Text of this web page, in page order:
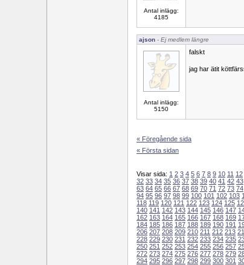
Antal inlägg:
4185
ajson - Ej medlem längre
Antal inlägg:
5150
falskt
jag har ätit
« Föregående sida
« Första sidan
Visar sida: 1 2 3 4 5 6 7 8 9 10 11 12
32 33 34 35 36 37 38 39 40 41 42 43
63 64 65 66 67 68 69 70 71 72 73 74
94 95 96 97 98 99 100 101 102 103
118 119 120 121 122 123 124 125
140 141 142 143 144 145 146 147
162 163 164 165 166 167 168 169
184 185 186 187 188 189 190 191
206 207 208 209 210 211 212 213
228 229 230 231 232 233 234 235
250 251 252 253 254 255 256 257
272 273 274 275 276 277 278 279
294 295 296 297 298 299 300 301